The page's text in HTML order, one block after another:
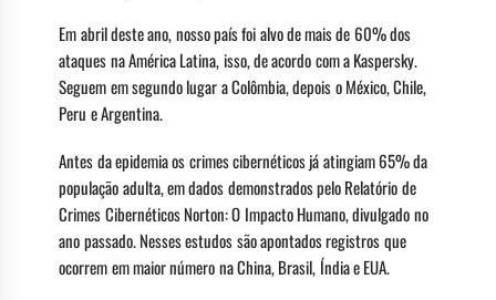
Em abril deste ano, nosso país foi alvo de mais de 60% dos
ataques na América Latina, isso, de acordo com a Kaspersky.
Seguem em segundo lugar a Colômbia, depois o México, Chile,
Peru e Argentina.
Antes da epidemia os crimes cibernéticos já atingiam 65% da
população adulta, em dados demonstrados pelo Relatório de
Crimes Cibernéticos Norton: O Impacto Humano, divulgado no
ano passado. Nesses estudos são apontados registros que
ocorrem em maior número na China, Brasil, Índia e EUA.